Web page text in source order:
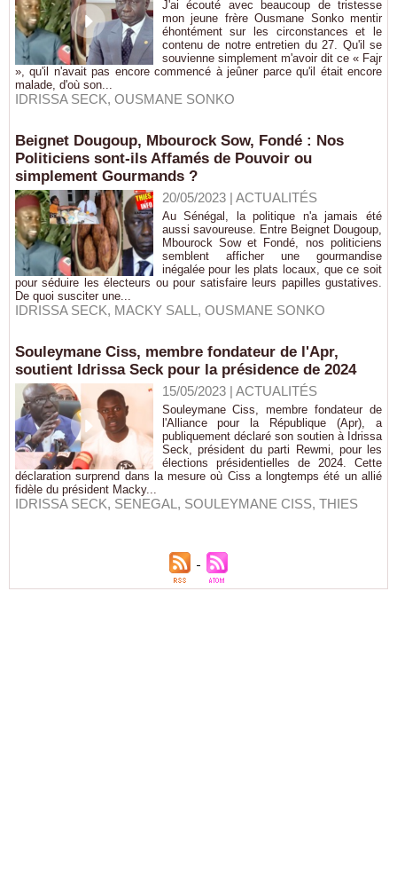
J'ai écouté avec beaucoup de tristesse
mon jeune frère Ousmane Sonko mentir
éhontément sur les circonstances et le
contenu de notre entretien du 27. Qu'il se
souvienne simplement m'avoir dit ce « Fajr
», qu'il n'avait pas encore commencé à jeûner parce qu'il était encore
malade, d'où son...
IDRISSA SECK, OUSMANE SONKO
Beignet Dougoup, Mbourock Sow, Fondé : Nos
Politiciens sont-ils Affamés de Pouvoir ou
simplement Gourmands ?
20/05/2023| ACTUALITÉS
Au Sénégal, la politique n'a jamais été
aussi savoureuse. Entre Beignet Dougoup,
Mbourock Sow et Fondé, nos politiciens
semblent afficher une gourmandise
inégalée pour les plats locaux, que ce soit
pour séduire les électeurs ou pour satisfaire leurs papilles gustatives.
De quoi susciter une...
IDRISSA SECK, MACKY SALL , OUSMANE SONKO
Souleymane Ciss, membre fondateur de l'Apr,
soutient Idrissa Seck pour la présidence de 2024
15/05/2023| ACTUALITÉS
Souleymane Ciss, membre fondateur de
l'Alliance pour la République (Apr), a
publiquement déclaré son soutien à Idrissa
Seck, président du parti Rewmi, pour les
élections présidentielles de 2024. Cette
déclaration surprend dans la mesure où Ciss a longtemps été un allié
fidèle du président Macky...
IDRISSA SECK, SENEGAL , SOULEYMANE CISS, THIES